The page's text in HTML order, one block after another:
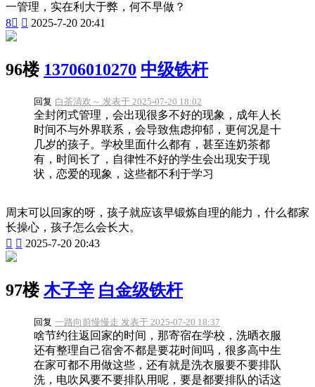
一管理，实在利大于弊，何不早做？
8  2025-7-20 20:41
96楼 13706010270 中级铁杆
回复 白茶清欢～ 发表于 2025-07-20 18:02
全封闭式管理，会出现很多不好的现象，成年人长
时间不与外界联系，会导致焦虑抑郁，更何况是十
几岁的孩子。学校里面什么都有，甚至连奶茶都
有，时间长了，自律性不好的学生会出现安于现
状，恋爱的现象，这些都不利于学习
周末可以回家的呀，孩子就应该早锻炼自理的能力，什么都家
长操心，孩子怎么会长大。
  2025-7-20 20:43
97楼 木子辛 白金级铁杆
回复 一路向前慢慢走 发表于 2025-07-20 18:37
啥节约往返回家的时间，那寄宿在学校，洗晒衣服
还有整理自己宿舍不都是要花时间吗，很多高中生
在家可都不用做这些，还有就是洗衣服要不要排队
洗，电吹风要不要排队用呢，要是都要排队的话这